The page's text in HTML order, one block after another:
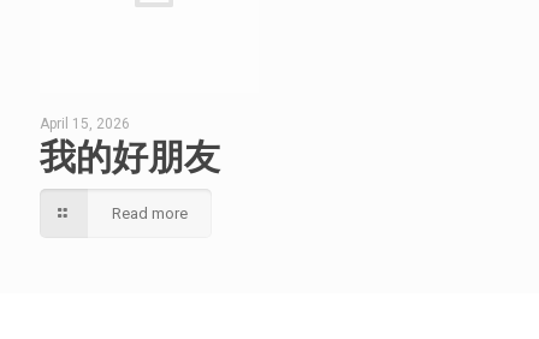
April 15, 2026
我的好朋友
Read more